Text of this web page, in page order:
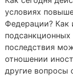
условиях
Федерации? Как
последствия
отношении
другие вопросы